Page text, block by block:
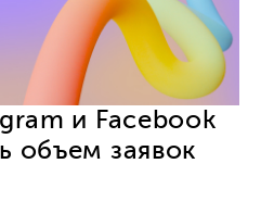
и Facebook
объем заявок